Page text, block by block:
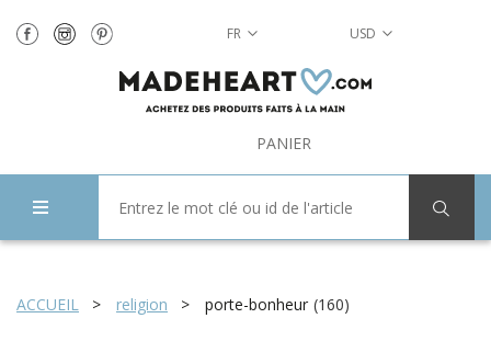
FR USD
PANIER
ACCUEIL religion porte-bonheur (160)